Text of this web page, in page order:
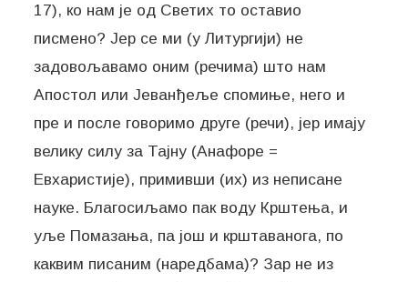
17), ко нам је од Светих то оставио
писмено? Јер се ми (у Литургији) не
задовољавамо оним (речима) што нам
Апостол или Јеванђеље спомиње, него и
пре и после говоримо друге (речи), јер имају
велику силу за Тајну (Анафоре =
Евхаристије), примивши (их) из неписане
науке. Благосиљамо пак воду Крштења, и
уље Помазања, па још и крштаванога, по
каквим писаним (наредбама)? Зар не из